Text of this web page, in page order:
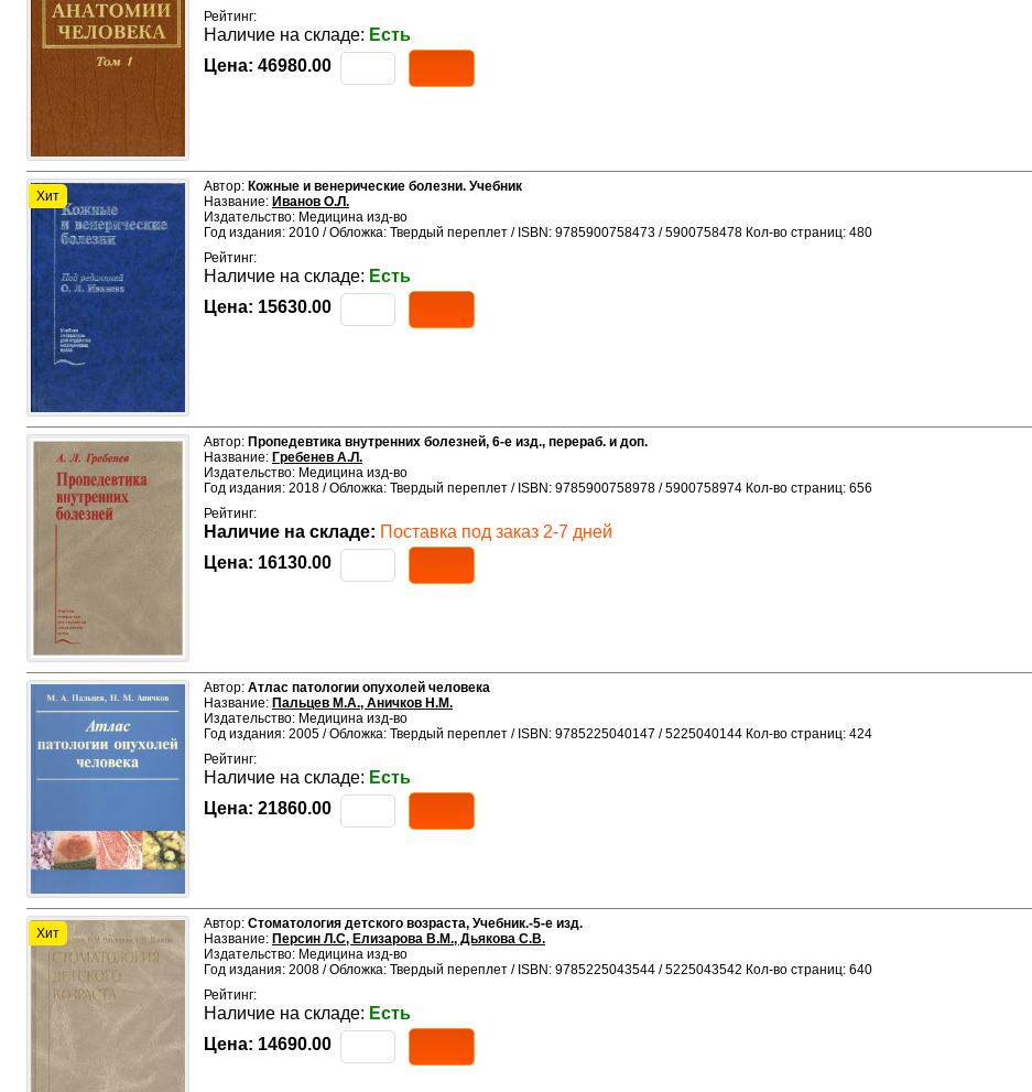
Рейтинг:
Наличие на складе: Есть
Цена: 46980.00
Хит
Автор: Кожные и венерические болезни. Учебник
Название: Иванов О.Л.
Издательство: Медицина изд-во
Год издания: 2010 / Обложка: Твердый переплет / ISBN: 9785900758473 / 5900758478 Кол-во страниц: 480
Рейтинг:
Наличие на складе: Есть
Цена: 15630.00
Автор: Пропедевтика внутренних болезней, 6-е изд., перераб. и доп.
Название: Гребенев А.Л.
Издательство: Медицина изд-во
Год издания: 2018 / Обложка: Твердый переплет / ISBN: 9785900758978 / 5900758974 Кол-во страниц: 656
Рейтинг:
Наличие на складе: Поставка под заказ 2-7 дней
Цена: 16130.00
Автор: Атлас патологии опухолей человека
Название: Пальцев М.А., Аничков Н.М.
Издательство: Медицина изд-во
Год издания: 2005 / Обложка: Твердый переплет / ISBN: 9785225040147 / 5225040144 Кол-во страниц: 424
Рейтинг:
Наличие на складе: Есть
Цена: 21860.00
Хит
Автор: Стоматология детского возраста, Учебник.-5-е изд.
Название: Персин Л.С, Елизарова В.М., Дьякова С.В.
Издательство: Медицина изд-во
Год издания: 2008 / Обложка: Твердый переплет / ISBN: 9785225043544 / 5225043542 Кол-во страниц: 640
Рейтинг:
Наличие на складе: Есть
Цена: 14690.00